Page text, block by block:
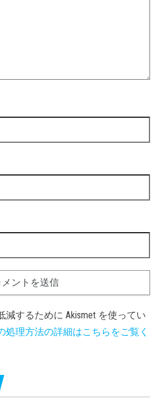
減するために Akismet を使ってい
処理方法の詳細はこちらをご覧く